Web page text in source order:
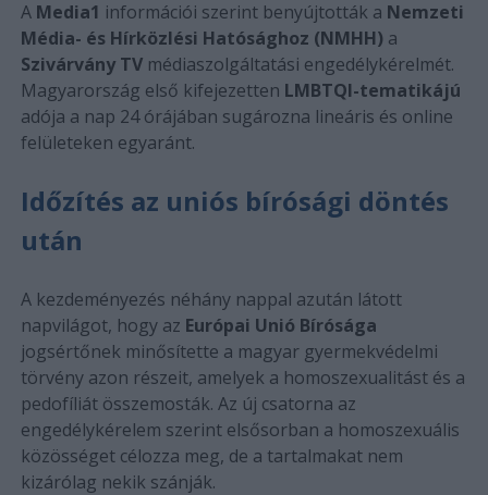
A Media1 információi szerint benyújtották a Nemzeti
Média- és Hírközlési Hatósághoz (NMHH) a
Szivárvány TV médiaszolgáltatási engedélykérelmét.
Magyarország első kifejezetten LMBTQI-tematikájú
adója a nap 24 órájában sugározna lineáris és online
felületeken egyaránt.
Időzítés az uniós bírósági döntés
után
A kezdeményezés néhány nappal azután látott
napvilágot, hogy az Európai Unió Bírósága
jogsértőnek minősítette a magyar gyermekvédelmi
törvény azon részeit, amelyek a homoszexualitást és a
pedofíliát összemosták. Az új csatorna az
engedélykérelem szerint elsősorban a homoszexuális
közösséget célozza meg, de a tartalmakat nem
kizárólag nekik szánják.